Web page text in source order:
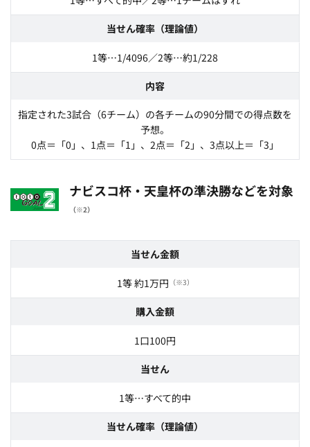
当せん確率（理論値）
1等…1/4096／2等…約1/228
内容
指定された3試合（6チーム）の各チームの90分間での得点数を
予想。
0点＝「0」、1点＝「1」、2点＝「2」、3点以上＝「3」
ナビスコ杯・天皇杯の準決勝などを対象
（※2）
当せん金額
1等 約1万円 （※3）
購入金額
1口100円
当せん
1等…すべて的中
当せん確率（理論値）